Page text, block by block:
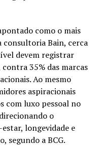
como o mais
consultoria Bain, cerca
devem registrar
35% das marcas
Ao mesmo
aspiracionais
com luxo pessoal no
o
longevidade e
segundo a BCG.